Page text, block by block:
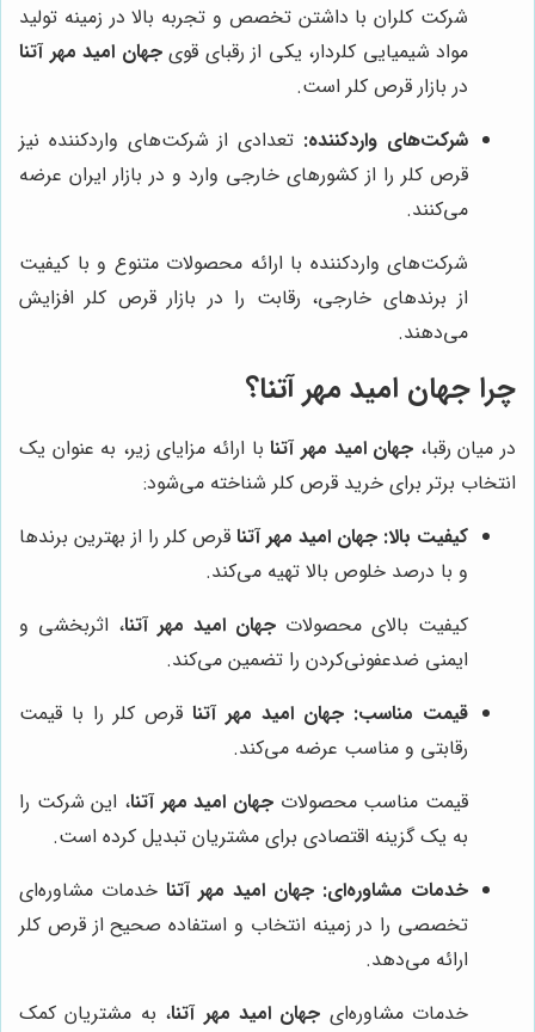
شرکت کلران با داشتن تخصص و تجربه بالا در زمینه تولید
مواد شیمیایی کلردار، یکی از رقبای قویجهان امید مهر آتنا
در بازار قرص کلر است.
شرکت‌های واردکننده: تعدادی از شرکت‌های واردکننده نیز
قرص کلر را از کشورهای خارجی وارد و در بازار ایران عرضه
می‌کنند.
شرکت‌های واردکننده با ارائه محصولات متنوع و با کیفیت
از برندهای خارجی، رقابت را در بازار قرص کلر افزایش
می‌دهند.
چرا جهان امید مهر آتنا؟
در میان رقبا، جهان امید مهر آتنابا ارائه مزایای زیر، به عنوان یک
انتخاب برتر برای خرید قرص کلر شناخته می‌شود:
کیفیت بالا: جهان امید مهر آتنا قرص کلر را از بهترین برندها
و با درصد خلوص بالا تهیه می‌کند.
کیفیت بالای محصولات جهان امید مهر آتنا، اثربخشی و
ایمنی ضدعفونی‌کردن را تضمین می‌کند.
قیمت مناسب: جهان امید مهر آتنا قرص کلر را با قیمت
رقابتی و مناسب عرضه می‌کند.
قیمت مناسب محصولات جهان امید مهر آتنا، این شرکت را
به یک گزینه اقتصادی برای مشتریان تبدیل کرده است.
خدمات مشاوره‌ای: جهان امید مهر آتنا خدمات مشاوره‌ای
تخصصی را در زمینه انتخاب و استفاده صحیح از قرص کلر
ارائه می‌دهد.
خدمات مشاوره‌ای جهان امید مهر آتنا، به مشتریان کمک